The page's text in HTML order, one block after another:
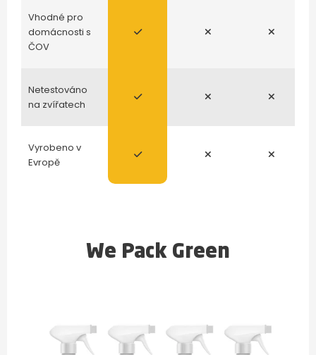
Vhodné pro
domácnosti s
ČOV
Netestováno
na zvířatech
Vyrobeno v
Evropě
We Pack Green